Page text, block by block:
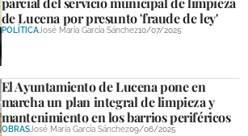
de Lucena por presunto 'fraude de ley'
POLÍTICAJosé María García Sánchez10/07/2025
El Ayuntamiento de Lucena pone en
marcha un plan integral de limpieza y
mantenimiento en los barrios periféricos
OBRASJosé María García Sánchez09/06/2025